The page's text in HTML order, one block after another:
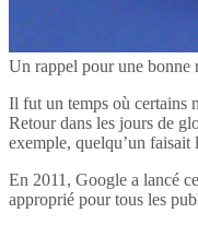
Un rappel pour une bonne
Il fut un temps où certains
Retour dans les jours de
exemple, quelqu’un faisait
En 2011, Google a lancé
approprié pour tous les